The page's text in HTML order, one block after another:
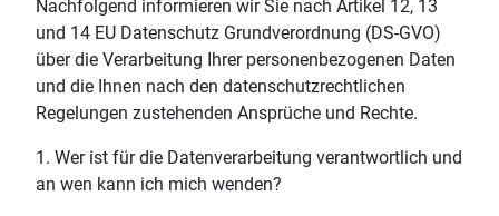
Nachfolgend informieren wir Sie nach Artikel 12, 13
und 14 EU Datenschutz Grundverordnung (DS-GVO)
über die Verarbeitung Ihrer personenbezogenen Daten
und die Ihnen nach den datenschutzrechtlichen
Regelungen zustehenden Ansprüche und Rechte.
1. Wer ist für die Datenverarbeitung verantwortlich und
an wen kann ich mich wenden?